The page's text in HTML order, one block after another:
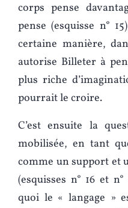
corps pense
pense (esquisse n°
certaine manière,
autorise Billeter à
plus riche
pourrait le croire.
C’est ensuite la
mobilisée, en tant
comme un support et
(esquisses n° 16 et
quoi le « langage »